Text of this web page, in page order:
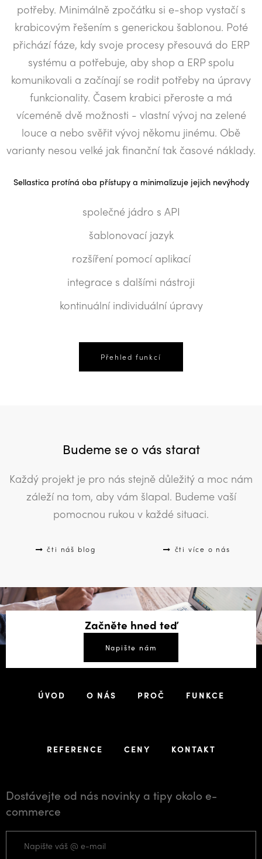
potřeby. Minimálně zpočátku si e-shop vystačí s
krabicovým řešením s generickou šablonou. Poté
přichází fáze, kdy svoje procesy přesouvá do ERP
systému a potřebuje, aby shop a ERP spolu
komunikovali a začínají se rodit potřeby na úpravy
funkcionality. Časem krabici přeroste a má
víceméně dvě možnosti - vlastní vývoj na zelené
louce a nebo svěřit vývoj někomu jinému. Obě
varianty nesou velké jak finanční tak časové náklady.
Sellastica protíná oba přístupy a minimalizuje jejich nevýhody
společné jádro s API
šablonovací jazyk
rozšíření pomocí aplikací
integrace s dalšími nástroji
kontinuální individuální úpravy
Přehled funkcí
Budeme se o vás starat
Každý projekt je pro nás stejně důležitý a moc nám
záleží na tom, aby vám šlapal. Budeme vaší
pomocnou rukou v každé situaci.
čti náš blog čti více o nás
Začněte hned teď
Napište nám
ÚVOD O NÁS PROČ FUNKCE
REFERENCE CENY KONTAKT
Dostávejte od nás novinky a tipy okolo e-
commerce